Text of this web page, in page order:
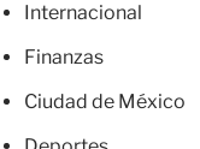
Internacional
Finanzas
Ciudad de México